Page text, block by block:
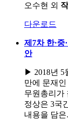
오수현 외
다운로드
제7차 한·
안
▶ 2018년 5
만에 문재
무원총리가
정상은 3국
내용을 담은